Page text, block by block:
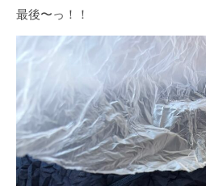
最後〜っ！！